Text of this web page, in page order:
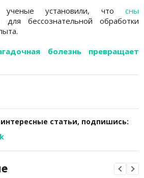
ученые установили, что сны
бессознательной обработки
болезнь превращает
статьи, подпишись: